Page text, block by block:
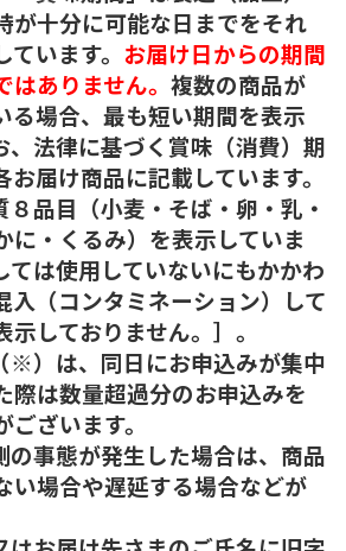
が十分に可能な日までをそれ
います。 お届け日からの期間
ありません。 複数の商品が
る場合、最も短い期間を表示
、法律に基づく賞味（消費）期
届け商品に記載しています。
品目（小麦・そば・卵・乳・
に・くるみ）を表示していま
ては使用していないにもかかわ
入（コンタミネーション）して
示しておりません。］。
※）は、同日にお申込みが集中
際は数量超過分のお申込みを
ざいます。
の事態が発生した場合は、商品
い場合や遅延する場合などが